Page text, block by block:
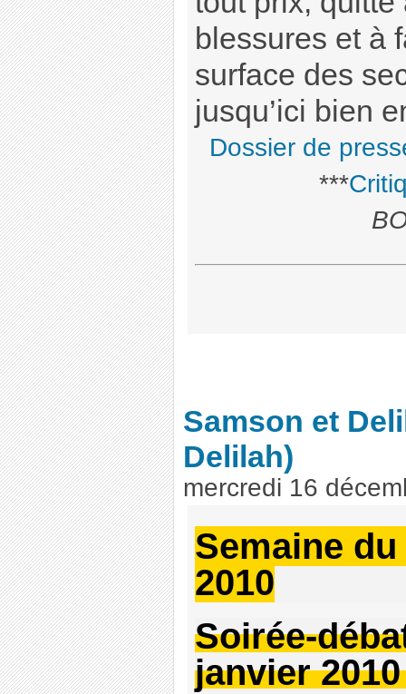
blessures et à
surface des
jusqu’ici bien
Dossier de
***
Samson et
Delilah)
mercredi 16
Semaine
2010
Soirée-
janvier